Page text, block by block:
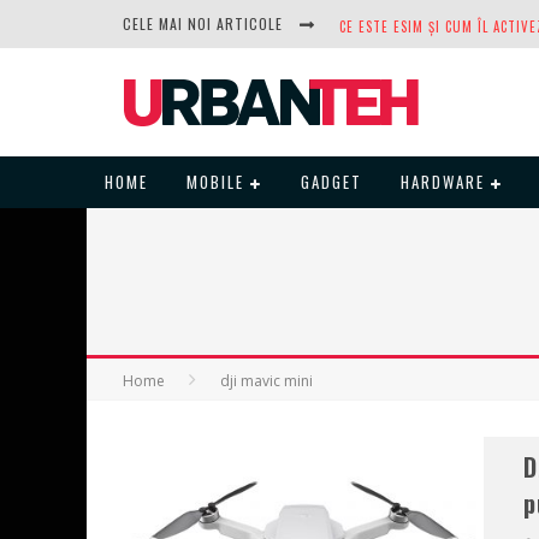
CELE MAI NOI ARTICOLE
DUPĂ ANI DE REFUZURI,
HOME MOBILE GADGET HARDWARE
Home dji mavic mini